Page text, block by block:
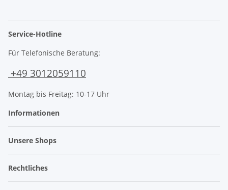
Service-Hotline
Für Telefonische Beratung:
+49 3012059110
Montag bis Freitag: 10-17 Uhr
Informationen
Unsere Shops
Rechtliches